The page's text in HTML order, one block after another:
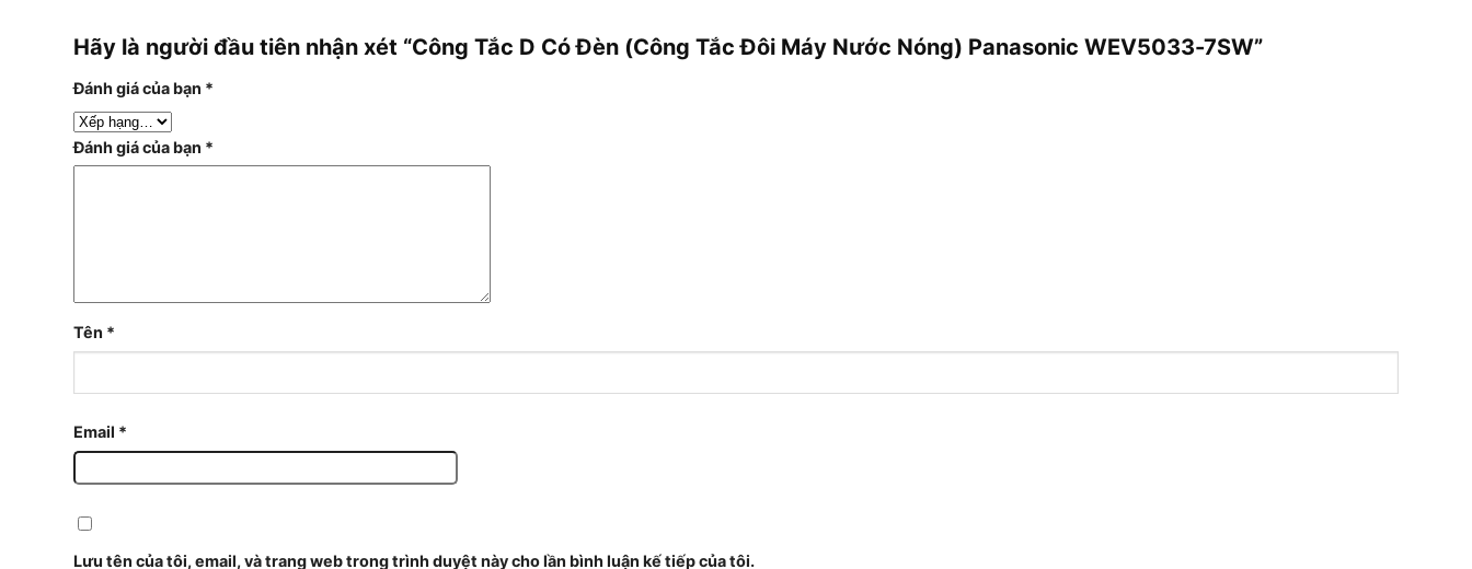
Hãy là người đầu tiên nhận xét “Công Tắc D Có Đèn (Công Tắc Đôi Máy Nước Nóng) Panasonic WEV5033-7SW”
Đánh giá của bạn *
Đánh giá của bạn *
Tên *
Email *
Lưu tên của tôi, email, và trang web trong trình duyệt này cho lần bình luận kế tiếp của tôi.